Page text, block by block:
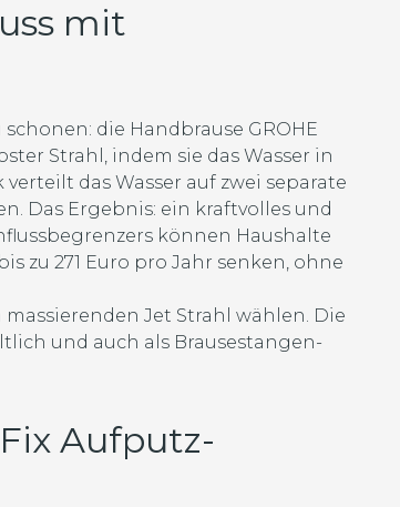
mit
die Handbrause GROHE
Strahl, indem sie das Wasser in
das Wasser auf zwei separate
Das Ergebnis: ein kraftvolles und
können Haushalte
zu 271 Euro pro Jahr senken, ohne
Jet Strahl wählen. Die
und auch als Brausestangen-
Aufputz-